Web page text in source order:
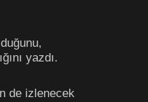
yazdı.
de izlenecek